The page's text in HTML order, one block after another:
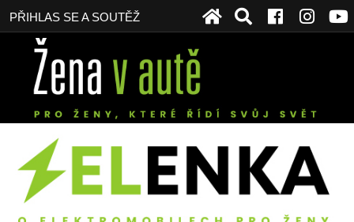
PŘIHLAS SE A SOUTĚŽ